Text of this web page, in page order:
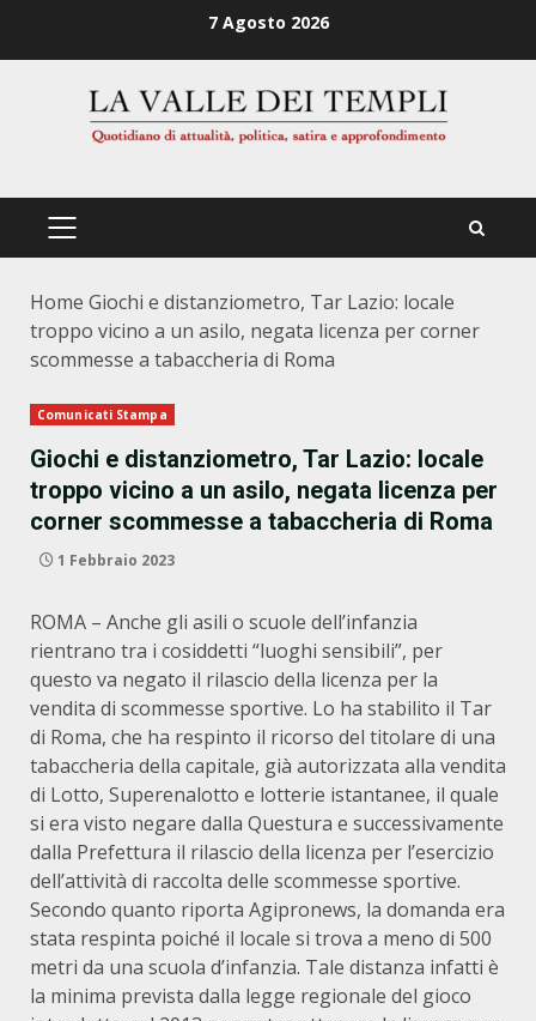
7 Agosto 2026
PRIMÄRES
Home Giochi e distanziometro, Tar Lazio: locale
troppo vicino a un asilo, negata licenza per corner
scommesse a tabaccheria di Roma
Comunicati Stampa
Giochi e distanziometro, Tar Lazio: locale
troppo vicino a un asilo, negata licenza per
corner scommesse a tabaccheria di Roma
1 Febbraio 2023
ROMA – Anche gli asili o scuole dell’infanzia
rientrano tra i cosiddetti “luoghi sensibili”, per
questo va negato il rilascio della licenza per la
vendita di scommesse sportive. Lo ha stabilito il Tar
di Roma, che ha respinto il ricorso del titolare di una
tabaccheria della capitale, già autorizzata alla vendita
di Lotto, Superenalotto e lotterie istantanee, il quale
si era visto negare dalla Questura e successivamente
dalla Prefettura il rilascio della licenza per l’esercizio
dell’attività di raccolta delle scommesse sportive.
Secondo quanto riporta Agipronews, la domanda era
stata respinta poiché il locale si trova a meno di 500
metri da una scuola d’infanzia. Tale distanza infatti è
la minima prevista dalla legge regionale del gioco